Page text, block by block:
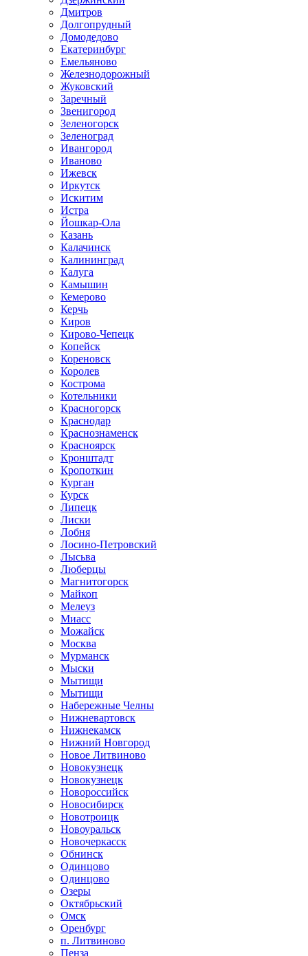
Дмитров
Долгопрудный
Домодедово
Екатеринбург
Емельяново
Железнодорожный
Жуковский
Заречный
Звенигород
Зеленогорск
Зеленоград
Ивангород
Иваново
Ижевск
Иркутск
Искитим
Истра
Йошкар-Ола
Казань
Калачинск
Калининград
Калуга
Камышин
Кемерово
Керчь
Киров
Кирово-Чепецк
Копейск
Кореновск
Королев
Кострома
Котельники
Красногорск
Краснодар
Краснознаменск
Красноярск
Кронштадт
Кропоткин
Курган
Курск
Липецк
Лиски
Лобня
Лосино-Петровский
Лысьва
Люберцы
Магнитогорск
Майкоп
Мелеуз
Миасс
Можайск
Москва
Мурманск
Мыски
Мытищи
Мытищи
Набережные Челны
Нижневартовск
Нижнекамск
Нижний Новгород
Новое Литвиново
Новокузнецк
Новокузнецк
Новороссийск
Новосибирск
Новотроицк
Новоуральск
Новочеркасск
Обнинск
Одинцово
Одинцово
Озеры
Октябрьский
Омск
Оренбург
п. Литвиново
Пенза